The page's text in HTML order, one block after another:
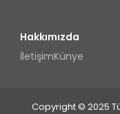
Hakkımızda
İletişimKünye
Copyright © 2025